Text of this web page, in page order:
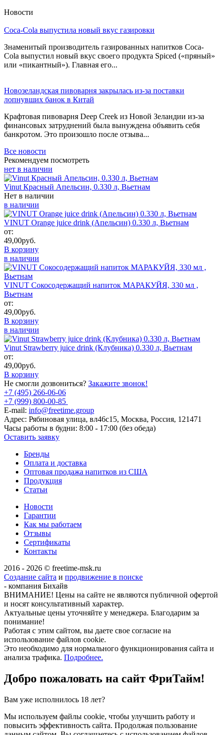
Новости
Coca-Cola выпустила новый вкус газировки
Знаменитый производитель газированных напитков Coca-
Cola выпустил новый вкус своего продукта Spiced («пряный»
или «пикантный»). Главная его...
Новозеландская пивоварня закрылась из-за поставки
лопнувших банок в Китай
Крафтовая пивоварня Deep Creek из Новой Зеландии из-за
финансовых затруднений была вынуждена объявить себя
банкротом. Это произошло после отзыва...
Все новости
Рекомендуем посмотреть
нет в наличии
Vinut Красный Апельсин, 0.330 л, Вьетнам
Нет в наличии
в наличии
VINUT Orange juice drink (Апельсин) 0.330 л, Вьетнам
от:
49,00руб.
В корзину
в наличии
VINUT Сокосодержащий напиток МАРАКУЙЯ, 330 мл ,
Вьетнам
от:
49,00руб.
В корзину
в наличии
Vinut Strawberry juice drink (Клубника) 0.330 л, Вьетнам
от:
49,00руб.
В корзину
Не смогли дозвониться? Закажите звонок!
+7 (495) 266-06-06
+7 (999) 800-00-85
E-mail: info@freetime.group
Адрес: Рябиновая улица, вл46с15, Москва, Россия, 121471
Часы работы в будни: 8:00 - 17:00 (без обеда)
Оставить заявку
Бренды
Оплата и доставка
Оптовая продажа напитков из США
Продукция
Статьи
Новости
Гарантии
Как мы работаем
Отзывы
Сертификаты
Контакты
2016 - 2026 © freetime-msk.ru
Создание сайта и продвижение в поиске
- компания Бихайв
ВНИМАНИЕ! Цены на сайте не являются публичной офертой
и носят консультативный характер.
Актуальные цены уточняйте у менеджера. Благодарим за
понимание!
Работая с этим сайтом, вы даете свое согласие на
использование файлов cookie.
Это необходимо для нормального функционирования сайта и
анализа трафика. Подробнее.
Добро пожаловать на сайт ФриТайм!
Вам уже исполнилось 18 лет?
Мы используем файлы cookie, чтобы улучшить работу и
повысить эффективность сайта. Продолжая пользование